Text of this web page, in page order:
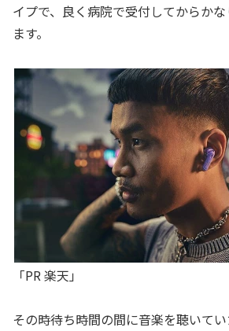
イプで、良く病院で受付してからか
ます。
「PR 楽天」
その時待ち時間の間に音楽を聴いて